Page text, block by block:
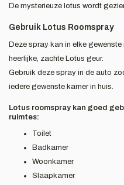
De mysterieuze lotus wordt
Gebruik Lotus Roomspray
Deze spray kan in elke
heerlijke, zachte Lotus geur.
Gebruik deze spray in de auto
iedere gewenste kamer in huis.
Lotus roomspray kan goed
ruimtes:
Toilet
Badkamer
Woonkamer
Slaapkamer